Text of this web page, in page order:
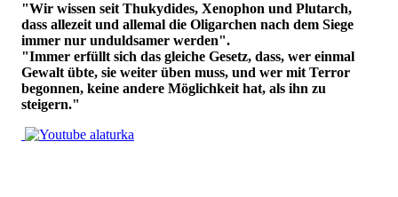
"Wir wissen seit Thukydides, Xenophon und Plutarch,
dass allezeit und allemal die Oligarchen nach dem Siege
immer nur unduldsamer werden".
"Immer erfüllt sich das gleiche Gesetz, dass, wer einmal
Gewalt übte, sie weiter üben muss, und wer mit Terror
begonnen, keine andere Möglichkeit hat, als ihn zu
steigern."